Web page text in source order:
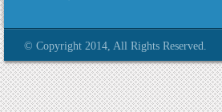
© Copyright 2014, All Rights Reserved.